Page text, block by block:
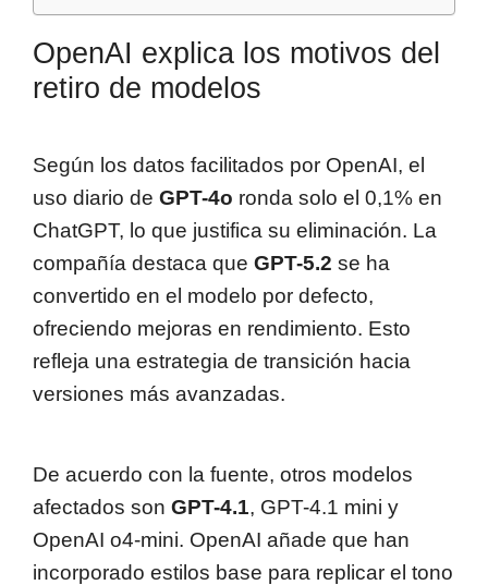
OpenAI explica los motivos del
retiro de modelos
Según los datos facilitados por OpenAI, el
uso diario de GPT-4o ronda solo el 0,1% en
ChatGPT, lo que justifica su eliminación. La
compañía destaca que GPT-5.2 se ha
convertido en el modelo por defecto,
ofreciendo mejoras en rendimiento. Esto
refleja una estrategia de transición hacia
versiones más avanzadas.
De acuerdo con la fuente, otros modelos
afectados son GPT-4.1, GPT-4.1 mini y
OpenAI o4-mini. OpenAI añade que han
incorporado estilos base para replicar el tono